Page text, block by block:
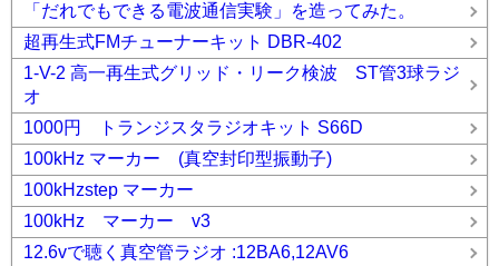
「だれでもできる電波通信実験」を造ってみた。
超再生式FMチューナーキット DBR-402
1-V-2 高一再生式グリッド・リーク検波 ST管3球ラジ
オ
1000円 トランジスタラジオキット S66D
100kHz マーカー (真空封印型振動子)
100kHzstep マーカー
100kHz マーカー v3
12.6vで聴く真空管ラジオ :12BA6,12AV6